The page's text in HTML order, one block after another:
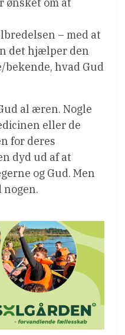
ønsket om at
– med at
det hjælper den
hvad Gud
al æren. Nogle
eller de
for deres
dyd ud af at
og Gud. Men
nogen.